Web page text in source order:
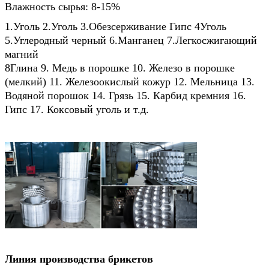
Влажность сырья: 8-15%
1.Уголь 2.Уголь 3.Обезсерживание Гипс 4Уголь
5.Углеродный черный 6.Манганец 7.Легкосжигающий
магний
8Глина 9. Медь в порошке 10. Железо в порошке
(мелкий) 11. Железоокислый кожур 12. Мельница 13.
Водяной порошок 14. Грязь 15. Карбид кремния 16.
Гипс 17. Коксовый уголь и т.д.
Линия производства брикетов